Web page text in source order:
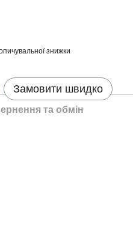
знижки
Замовити швидко
та обмін